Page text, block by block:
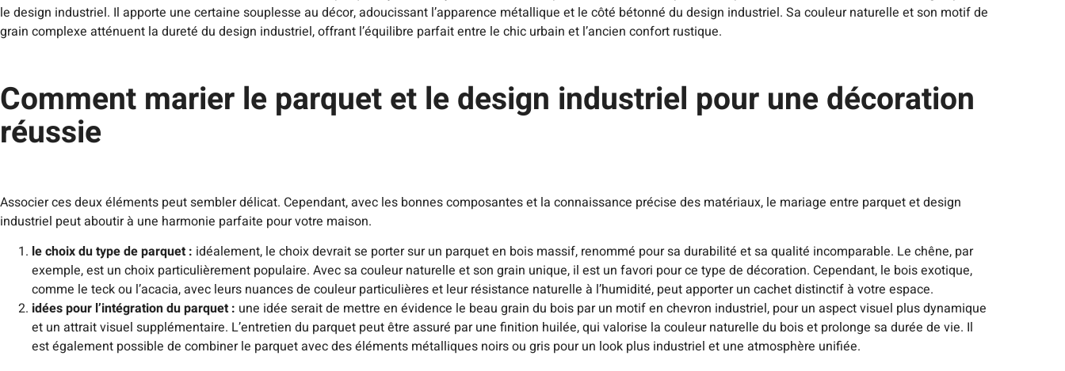
le design industriel. Il apporte une certaine souplesse au décor, adoucissant l’apparence métallique et le côté bétonné du design industriel. Sa couleur naturelle et son motif de
grain complexe atténuent la dureté du design industriel, offrant l’équilibre parfait entre le chic urbain et l’ancien confort rustique.
Comment marier le parquet et le design industriel pour une décoration
réussie
Associer ces deux éléments peut sembler délicat. Cependant, avec les bonnes composantes et la connaissance précise des matériaux, le mariage entre parquet et design
industriel peut aboutir à une harmonie parfaite pour votre maison.
le choix du type de parquet : idéalement, le choix devrait se porter sur un parquet en bois massif, renommé pour sa durabilité et sa qualité incomparable. Le chêne, par
exemple, est un choix particulièrement populaire. Avec sa couleur naturelle et son grain unique, il est un favori pour ce type de décoration. Cependant, le bois exotique,
comme le teck ou l’acacia, avec leurs nuances de couleur particulières et leur résistance naturelle à l’humidité, peut apporter un cachet distinctif à votre espace.
idées pour l’intégration du parquet : une idée serait de mettre en évidence le beau grain du bois par un motif en chevron industriel, pour un aspect visuel plus dynamique
et un attrait visuel supplémentaire. L’entretien du parquet peut être assuré par une finition huilée, qui valorise la couleur naturelle du bois et prolonge sa durée de vie. Il
est également possible de combiner le parquet avec des éléments métalliques noirs ou gris pour un look plus industriel et une atmosphère unifiée.